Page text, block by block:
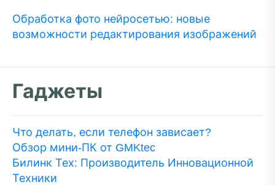
Обработка фото нейросетью: новые
возможности редактирования изображений
Гаджеты
Что делать, если телефон зависает?
Обзор мини-ПК от GMKtec
Билинк Тех: Производитель Инновационной
Техники